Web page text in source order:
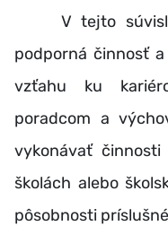
V tejto
podporná činnosť
vzťahu ku
poradcom a
vykonávať
školách alebo
pôsobnosti